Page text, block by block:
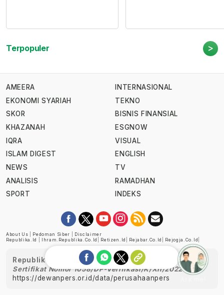
Terpopuler >
AMEERA
EKONOMI SYARIAH
SKOR
KHAZANAH
IQRA
ISLAM DIGEST
NEWS
ANALISIS
SPORT
INTERNASIONAL
TEKNO
BISNIS FINANSIAL
ESGNOW
VISUAL
ENGLISH
TV
RAMADHAN
INDEKS
About Us Pedoman Siber
Disclaimer
Republika.id
Ihram.republika.co.id Retizen.id Rejabar.co.id Rejogja.co.id
Republika telah diverifikasi oleh Dewan Pers
Sertifikat Nomor 1058/DP-Verifikasi/K/XII/2022
https://dewanpers.or.id/data/perusahaanpers